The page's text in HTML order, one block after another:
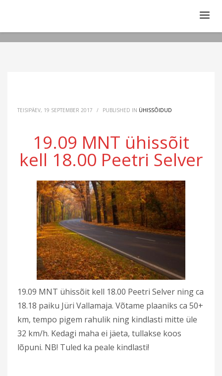
TEISIPÄEV, 19 SEPTEMBER 2017 / PUBLISHED IN ÜHISSÕIDUD
19.09 MNT ühissõit
kell 18.00 Peetri Selver
19.09 MNT ühissõit kell 18.00 Peetri Selver ning ca
18.18 paiku Jüri Vallamaja. Võtame plaaniks ca 50+
km, tempo pigem rahulik ning kindlasti mitte üle
32 km/h. Kedagi maha ei jäeta, tullakse koos
lõpuni. NB! Tuled ka peale kindlasti!